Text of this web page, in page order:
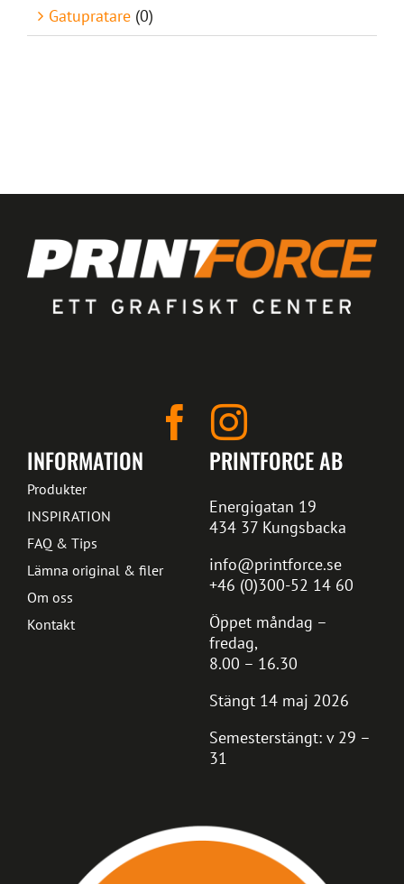
Gatupratare (0)
PRINTFORCE AB
Energigatan 19
434 37 Kungsbacka
info@printforce.se
+46 (0)300-52 14 60
Öppet måndag –
fredag,
8.00 – 16.30
Stängt 14 maj 2026
Semesterstängt: v 29 –
31
INFORMATION
Produkter
INSPIRATION
FAQ & Tips
Lämna original & filer
Om oss
Kontakt